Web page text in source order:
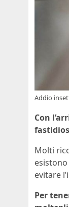
Addio
Con
Molti
evitare
Per